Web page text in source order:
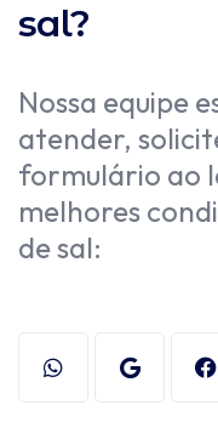
sal?
Nossa equipe
atender,
formulário ao
melhores
de sal: